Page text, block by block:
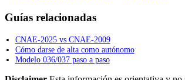
Guías relacionadas
CNAE-2025 vs CNAE-2009
Cómo darse de alta como autónomo
Modelo 036/037 paso a paso